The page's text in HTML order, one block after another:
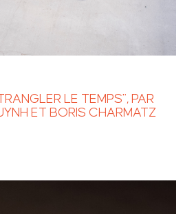
LE TEMPS", PAR
ET BORIS CHARMATZ